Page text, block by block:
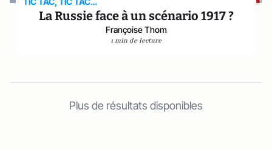
La Russie face à un scénario 1917 ?
Françoise Thom
1 min de lecture
Plus de résultats disponibles